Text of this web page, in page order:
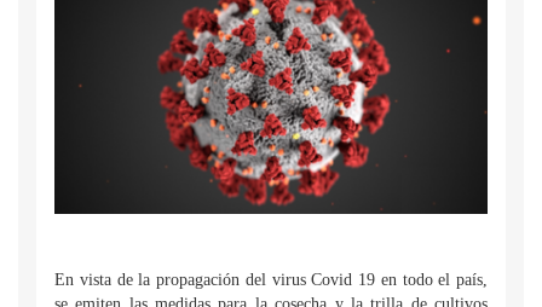
En vista de la propagación del virus Covid 19 en todo el país,